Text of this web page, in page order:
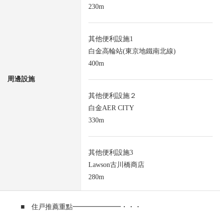
周邊設施
230m
其他便利設施1
白金高輪站(東京地鐵南北線)
400m
其他便利設施２
白金AER CITY
330m
其他便利設施3
Lawson古川橋商店
280m
■ 住戸推薦重點━━━━━━━・・・